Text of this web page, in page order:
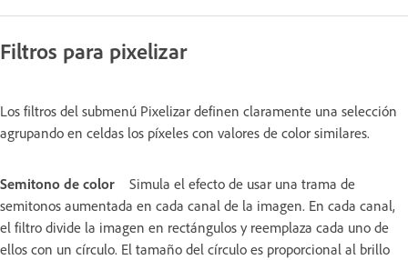
Filtros para pixelizar
Los filtros del submenú Pixelizar definen claramente una selección
agrupando en celdas los píxeles con valores de color similares.
Semitono de color
Simula el efecto de usar una trama de
semitonos aumentada en cada canal de la imagen. En cada canal,
el filtro divide la imagen en rectángulos y reemplaza cada uno de
ellos con un círculo. El tamaño del círculo es proporcional al brillo